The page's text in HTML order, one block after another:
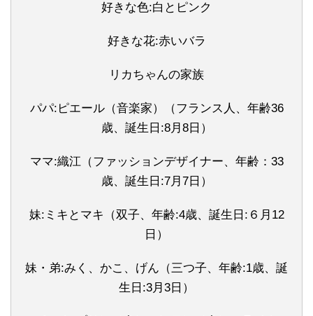
好きな色:白とピンク
好きな花:赤いバラ
リカちゃんの家族
パパ:ピエール（音楽家）（フランス人、年齢36
歳、誕生日:8月8日）
ママ:織江（ファッションデザイナー、年齢：33
歳、誕生日:7月7日）
妹:ミキとマキ（双子、年齢:4歳、誕生日:６月12
日）
妹・弟:みく、かこ、げん（三つ子、年齢:1歳、誕
生日:3月3日）